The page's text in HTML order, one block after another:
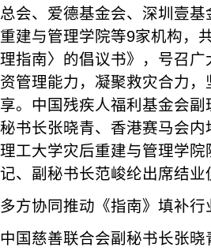
总会、爱德基金会、深圳壹
重建与管理学院等9家机构，
理指南〉的倡议书》，号召
资管理能力，凝聚救灾合力
享。中国残疾人福利基金会
秘书长张晓青、香港赛马会
理工大学灾后重建与管理学
记、副秘书长范峻纶出席结
多方协同推动《指南》填补行
中国慈善联合会副秘书长张